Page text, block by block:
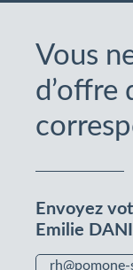
Vous
d’offre
Envoyez
Emilie